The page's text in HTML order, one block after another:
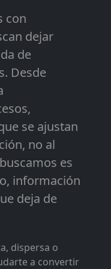
con
dejar
de
Desde
se ajustan
no al
es
información
deja de
dispersa o
a convertir